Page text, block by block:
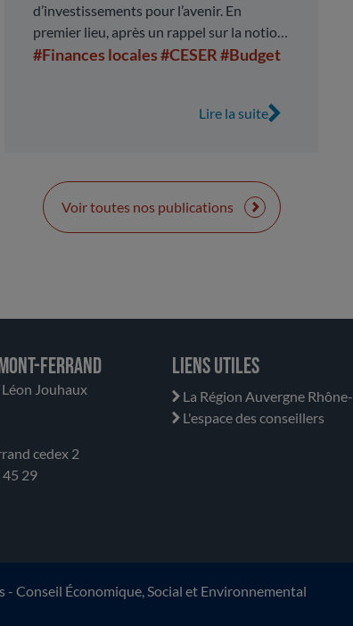
d’investissements pour l’avenir. En
premier lieu, après un rappel sur la notion
d’investissements d’avenir, le CESER s’est
finances locales. En second lieu, il a
comparables des comptes de gestion
publiées par la Direction des finances
publiques. • Les points de vue des élus de
#Finances locales#CESER#Budget
Lire la suite
Voir toutes nos publications
Ferrand
Jouhaux
cedex 2
45 29
Liens utiles
La Région Auvergne
L'espace des conseillers
Conseil Économique, Social et Environnemental